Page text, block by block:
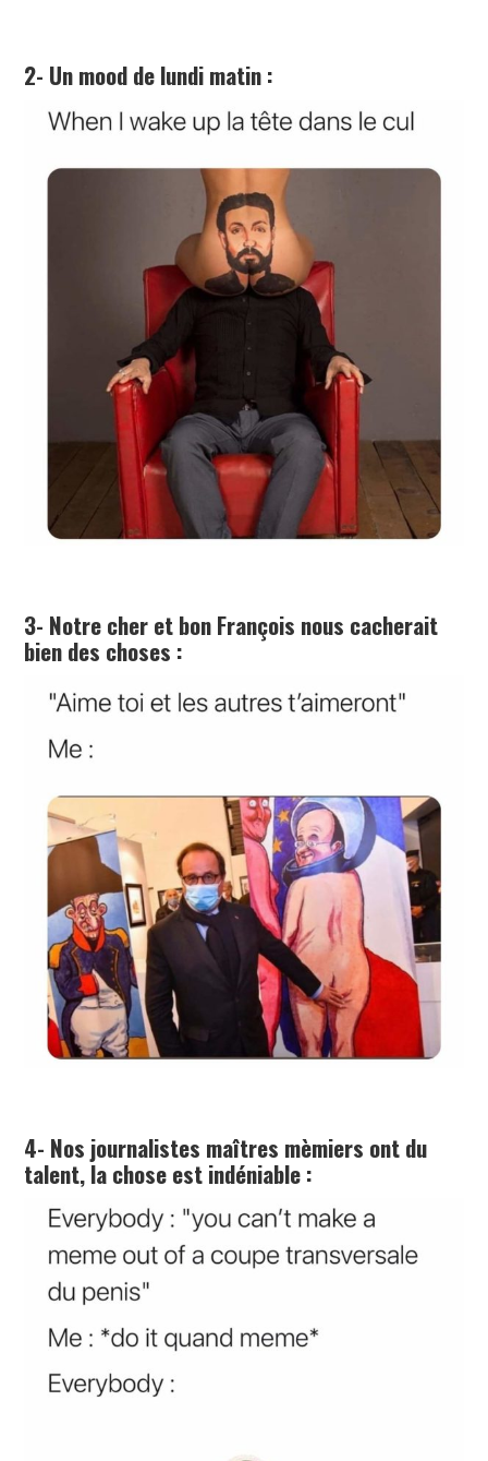
2- Un mood de lundi matin :
3- Notre cher et bon François nous cacherait
bien des choses :
4- Nos journalistes maîtres mèmiers ont du
talent, la chose est indéniable :